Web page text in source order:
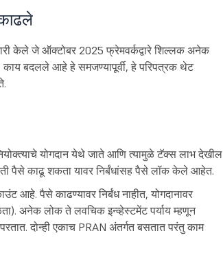
केले जे ऑक्टोबर 2025 फ्रेमवर्कद्वारे शिल्लक अनेक
बदलले आहे हे समजण्यापूर्वी, हे परिपत्रक थेट
योगदान येथे जाते आणि त्यामुळे टॅक्स लाभ देखील
पैसे काढू शकता यावर निर्बंधांसह पैसे लॉक केले आहेत.
आहे. पैसे काढण्यावर निर्बंध नाहीत, योगदानावर
अनेक लोक ते लवचिक इन्व्हेस्टमेंट पर्याय म्हणून
दोन्ही एकाच PRAN अंतर्गत बसतात परंतु काम